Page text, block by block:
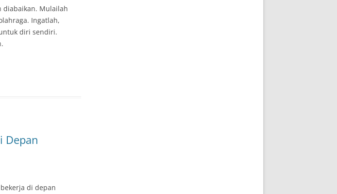
diabaikan. Mulailah
Ingatlah,
diri sendiri.
Depan
di depan